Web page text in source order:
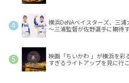
横浜DeNAベイスターズ、三
～三浦監督が佐野選手に期待
映画「ちいかわ 」が横浜を彩
すぎるライトアップを見に行